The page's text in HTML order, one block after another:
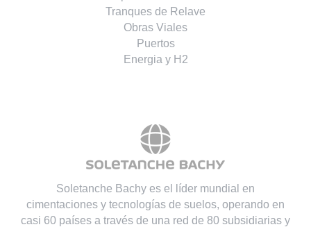
Tranques de Relave
Obras Viales
Puertos
Energia y H2
Soletanche Bachy es el líder mundial en
cimentaciones y tecnologías de suelos, operando en
casi 60 países a través de una red de 80 subsidiarias y